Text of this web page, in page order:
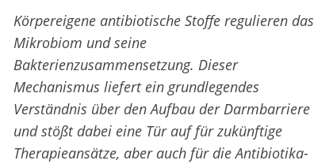
Körpereigene antibiotische Stoffe regulieren das
Mikrobiom und seine
Bakterienzusammensetzung. Dieser
Mechanismus liefert ein grundlegendes
Verständnis über den Aufbau der Darmbarriere
und stößt dabei eine Tür auf für zukünftige
Therapieansätze, aber auch für die Antibiotika-